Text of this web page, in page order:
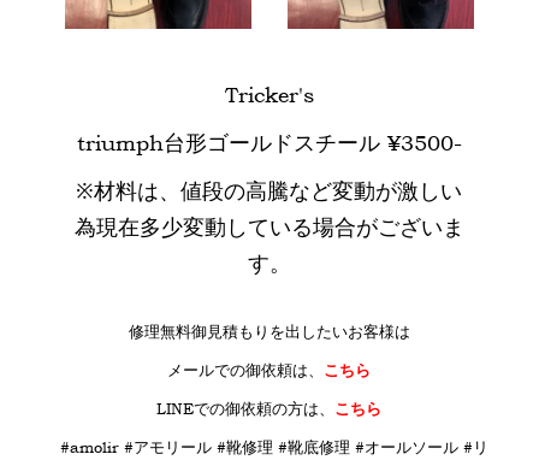
Tricker's
triumph台形ゴールドスチール ¥3500-
※材料は、値段の高騰など変動が激しい
為現在多少変動している場合がございま
す。
修理無料御見積もりを出したいお客様は
メールでの御依頼は、 こちら
LINEでの御依頼の方は、 こちら
#amolir #アモリール #靴修理 #靴底修理 #オールソール #リ